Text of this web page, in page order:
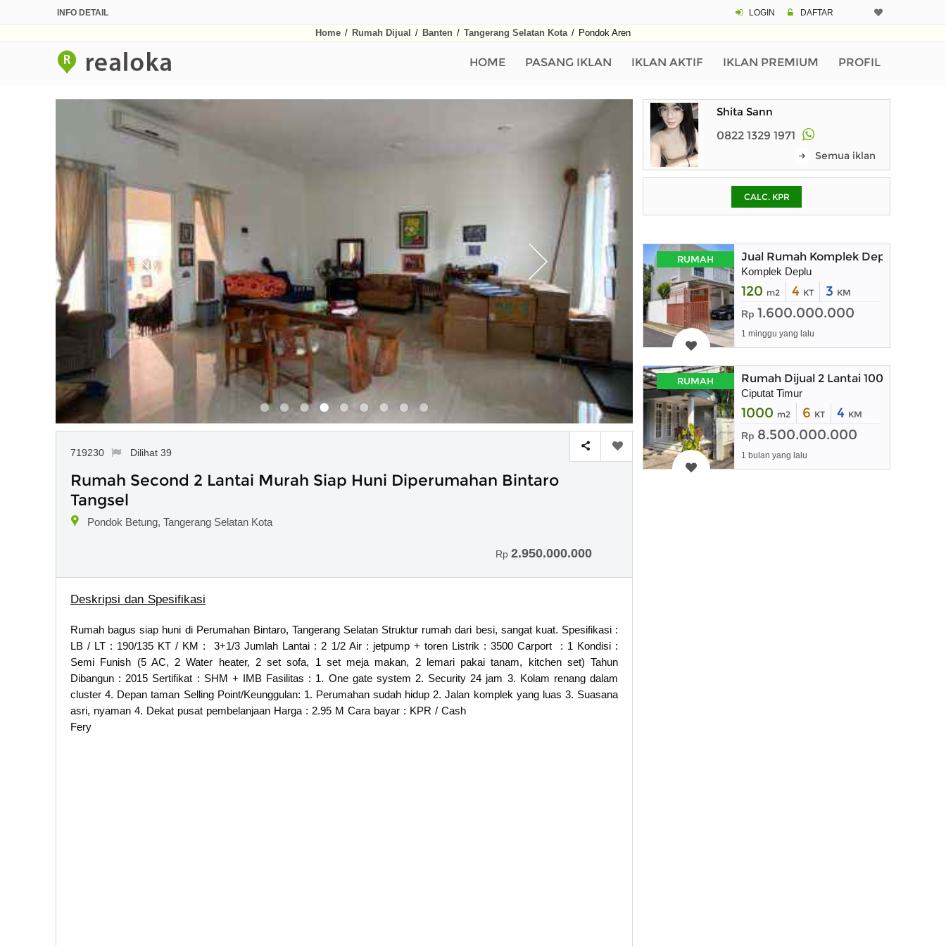
INFO DETAIL LOGIN DAFTAR
Home / Rumah Dijual / Banten / Tangerang Selatan Kota / Pondok Aren
HOME PASANG IKLAN IKLAN AKTIF IKLAN PREMIUM PROFIL
719230 Dilihat 39
Rumah Second 2 Lantai Murah Siap Huni Diperumahan Bintaro
Tangsel
Pondok Betung, Tangerang Selatan Kota
Rp 2.950.000.000
Deskripsi dan Spesifikasi
Rumah bagus siap huni di Perumahan Bintaro, Tangerang Selatan Struktur rumah dari besi, sangat kuat. Spesifikasi :
LB / LT : 190/135 KT / KM : 3+1/3 Jumlah Lantai : 2 1/2 Air : jetpump + toren Listrik : 3500 Carport : 1 Kondisi :
Semi Funish (5 AC, 2 Water heater, 2 set sofa, 1 set meja makan, 2 lemari pakai tanam, kitchen set) Tahun
Dibangun : 2015 Sertifikat : SHM + IMB Fasilitas : 1. One gate system 2. Security 24 jam 3. Kolam renang dalam
cluster 4. Depan taman Selling Point/Keunggulan: 1. Perumahan sudah hidup 2. Jalan komplek yang luas 3. Suasana
asri, nyaman 4. Dekat pusat pembelanjaan Harga : 2.95 M Cara bayar : KPR / Cash
Fery
Pinjaman (PIN)
pada kotak-
Shita Sann
0822 1329 1971
Semua iklan
CALC. KPR
RUMAH Jual Rumah Komplek Deplu
Komplek Deplu
120 m2 4 KT 3 KM
Rp 1.600.000.000
1 minggu yang lalu
RUMAH Rumah Dijual 2 Lantai 1000 meter
Ciputat Timur
1000 m2 6 KT 4 KM
Rp 8.500.000.000
1 bulan yang lalu